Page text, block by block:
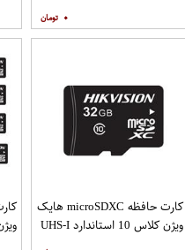
85MBps ظرفیت 128 گیگابایت
۰
کارت حافظه microSDXC هایک
ویژن کلاس 10 استاندارد UHS-I